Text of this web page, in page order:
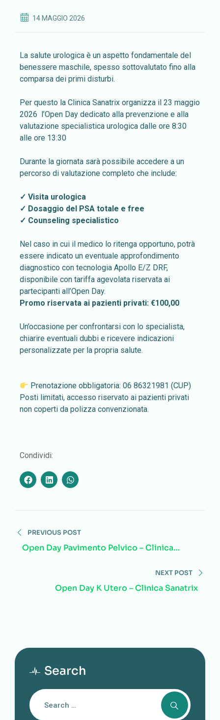
14 MAGGIO 2026
La salute urologica è un aspetto fondamentale del
benessere maschile, spesso sottovalutato fino alla
comparsa dei primi disturbi.
Per questo la Clinica Sanatrix organizza il 23 maggio
2026 l’Open Day dedicato alla prevenzione e alla
valutazione specialistica urologica dalle ore 8:30
alle ore 13:30
Durante la giornata sarà possibile accedere a un
percorso di valutazione completo che include:
✓ Visita urologica
✓ Dosaggio del PSA totale e free
✓ Counseling specialistico
Nel caso in cui il medico lo ritenga opportuno, potrà
essere indicato un eventuale approfondimento
diagnostico con tecnologia Apollo E/Z DRF,
disponibile con tariffa agevolata riservata ai
partecipanti all’Open Day.
Promo riservata ai pazienti privati: €100,00
Un’occasione per confrontarsi con lo specialista,
chiarire eventuali dubbi e ricevere indicazioni
personalizzate per la propria salute.
Prenotazione obbligatoria: 06 86321981 (CUP)
Posti limitati, accesso riservato ai pazienti privati
non coperti da polizza convenzionata.
Condividi:
PREVIOUS POST
Open Day Pavimento Pelvico – Clinica
NEXT POST
Open Day K Utero – Clinica Sanatrix
Search